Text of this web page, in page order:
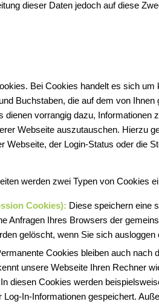
dieser Daten jedoch auf diese
Bei Cookies handelt es sich um
Buchstaben, die auf dem von Ihnen
dienen vorrangig dazu, Informationen
Webseite auszutauschen. Hierzu
Webseite, der Login-Status oder die
werden zwei Typen von Cookies
Cookies): Diese speichern eine
Anfragen Ihres Browsers der
gelöscht, wenn Sie sich
Cookies bleiben auch nach
unsere Webseite Ihren Rechner
diesen Cookies werden
Log-In-Informationen gespeichert.